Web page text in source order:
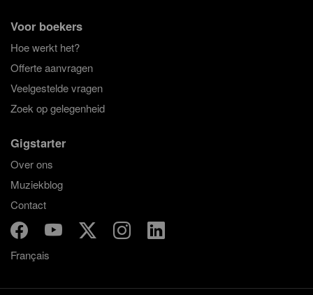
Voor boekers
Hoe werkt het?
Offerte aanvragen
Veelgestelde vragen
Zoek op gelegenheid
Gigstarter
Over ons
Muziekblog
Contact
Français